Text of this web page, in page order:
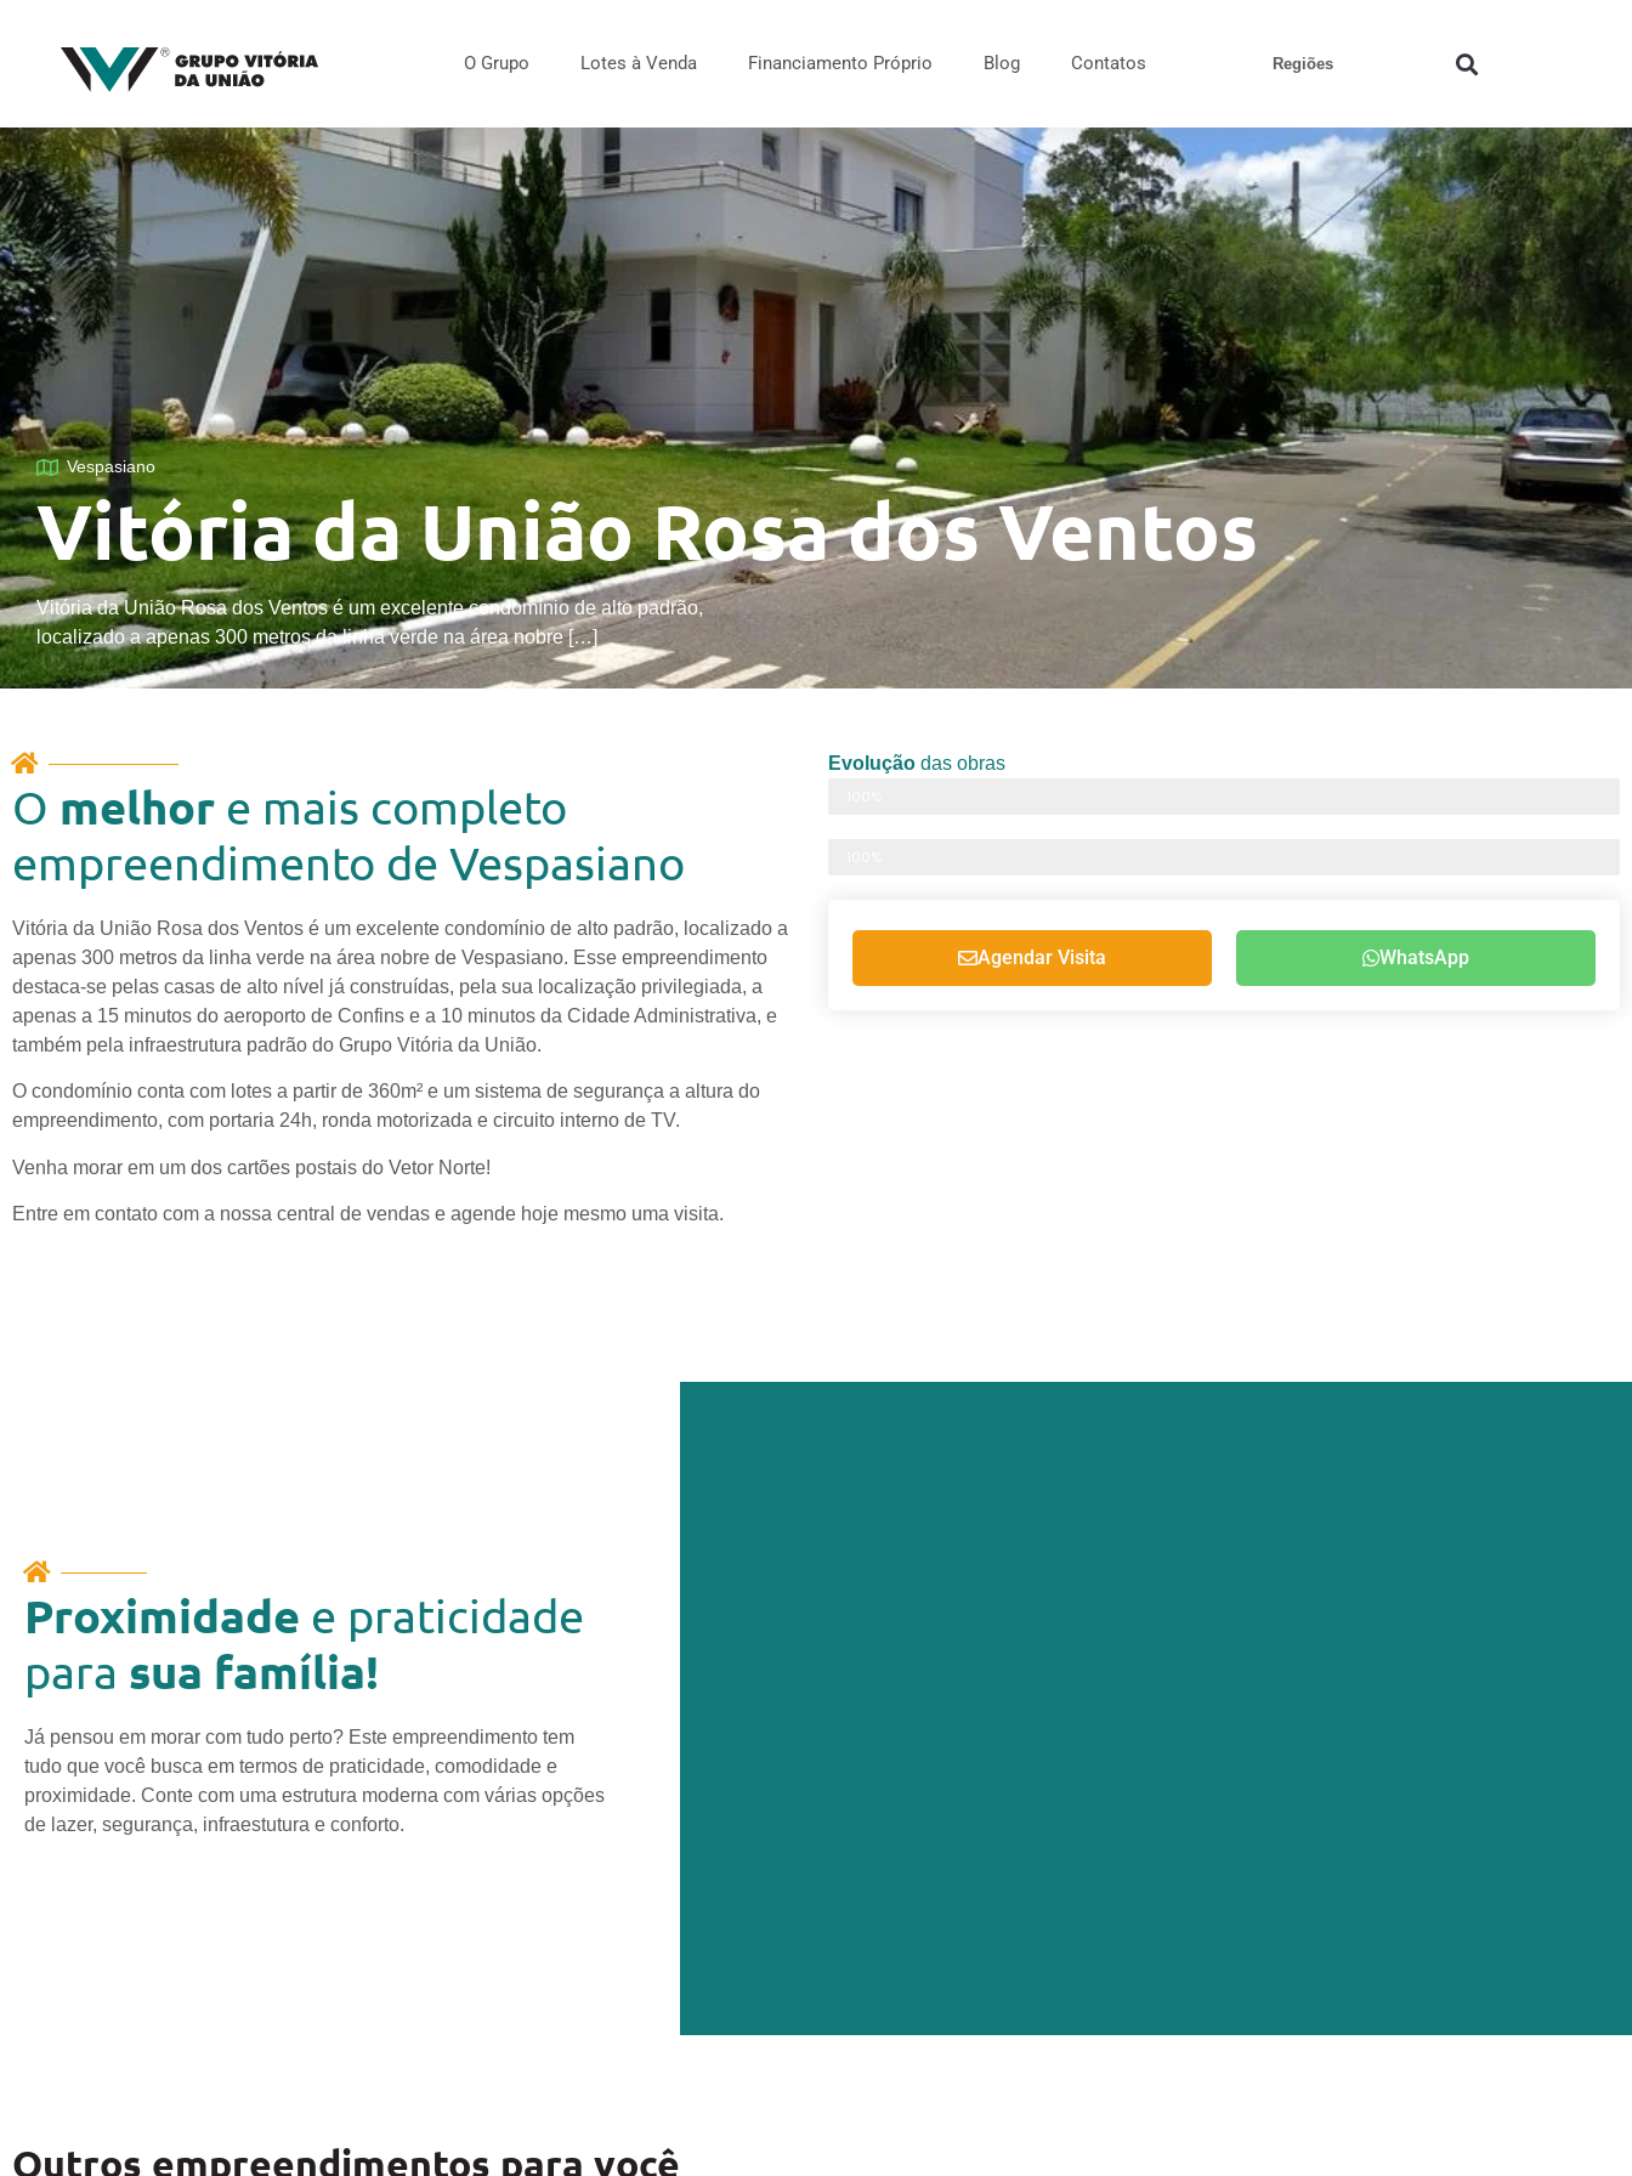
O Grupo Lotes à Venda Financiamento Próprio Blog Contatos Regiões
Vespasiano
Vitória da União Rosa dos Ventos
Vitória da União Rosa dos Ventos é um excelente condomínio de alto padrão,
localizado a apenas 300 metros da linha verde na área nobre […]
O melhor e mais completo
empreendimento de Vespasiano
Vitória da União Rosa dos Ventos é um excelente condomínio de alto padrão, localizado a
apenas 300 metros da linha verde na área nobre de Vespasiano. Esse empreendimento
destaca-se pelas casas de alto nível já construídas, pela sua localização privilegiada, a
apenas a 15 minutos do aeroporto de Confins e a 10 minutos da Cidade Administrativa, e
também pela infraestrutura padrão do Grupo Vitória da União.
O condomínio conta com lotes a partir de 360m² e um sistema de segurança a altura do
empreendimento, com portaria 24h, ronda motorizada e circuito interno de TV.
Venha morar em um dos cartões postais do Vetor Norte!
Entre em contato com a nossa central de vendas e agende hoje mesmo uma visita.
Evolução das obras
Agendar Visita WhatsApp
Proximidade e praticidade
para sua família!
Já pensou em morar com tudo perto? Este empreendimento tem
tudo que você busca em termos de praticidade, comodidade e
proximidade. Conte com uma estrutura moderna com várias opções
de lazer, segurança, infraestutura e conforto.
Outros empreendimentos para você